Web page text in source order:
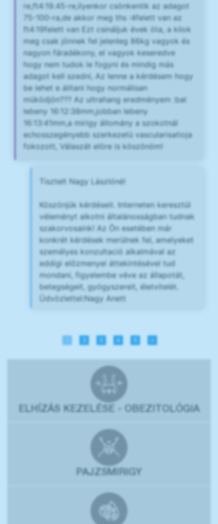
re,ft4:19.45-re,ilyenkor csönkentik az adagot
75-100-ra,de akkor meg ths :4felett van az
ft4:19felett van Ezt csináljuk évek óta, a kilok
meg csak jönnek fel jelenleg 86kg vagyok és
nagyon fáradékony, el vagyok keseredve
hogy nem tudok le fogyni és mindig más
adagot kell szedni, Az lenne a kérdésem hogy
be lehet e álitani hogy normálisan
müködjön??? Az ultrahang eredményem :bal
lebeny 16:12:38mm,jobban lebeny
16:13:41mm,a mirigy állomány a szokotnál
echosszegényebb szerkezetü vascularisatioja
fokozott, Válaszát elöre is köszönöm!
Tisztelt Nagy Lászlóné!
Köszönjük kérdéseit. Interneten keresztül
véleményt alkotni általánosságban tudnak
szakorvosaink! Az Ön esetében már
konkrét kérdések merülnek fel, amelyeket
személyes konzultació alkalmával az
eddigi előzmenyei áttekintésével tud
mondani, figyelembe véve az állapotát,
betegségeit, gyógyszereit, életvitelét.
Üdvözlettel:Nagy Anett
4 »
ELHÍZÁS KEZELÉSE - OBEZITOLÓGIA
PAJZSMIRIGY